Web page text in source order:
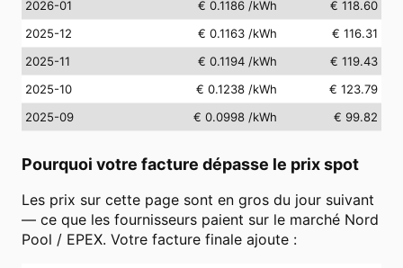
2026-01
€ 0.1186 /kWh
€ 118.60
2025-12
€ 0.1163 /kWh
€ 116.31
2025-11
€ 0.1194 /kWh
€ 119.43
2025-10
€ 0.1238 /kWh
€ 123.79
2025-09
€ 0.0998 /kWh € 99.82
Pourquoi votre facture dépasse le prix spot
Les prix sur cette page sont en gros du jour suivant
— ce que les fournisseurs paient sur le marché Nord
Pool / EPEX. Votre facture finale ajoute :